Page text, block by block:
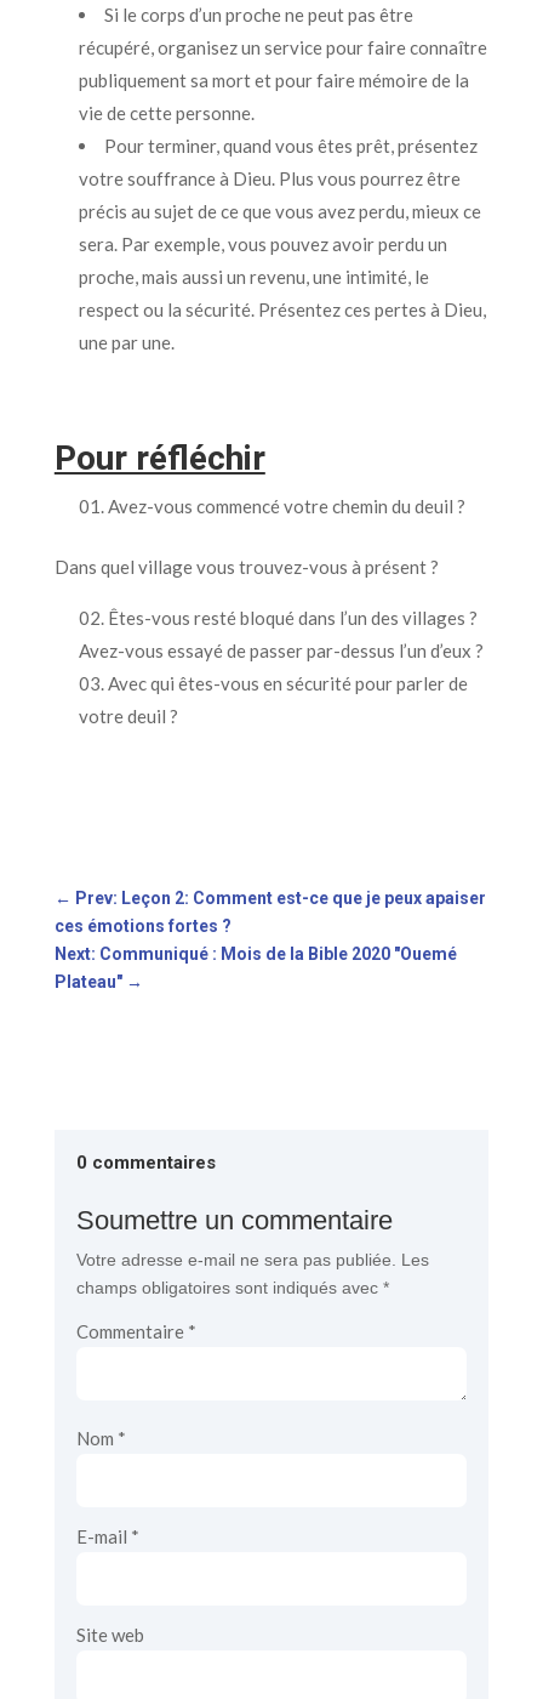
Si le corps d’un proche ne peut pas être
récupéré, organisez un service pour faire connaître
publiquement sa mort et pour faire mémoire de la
vie de cette personne.
Pour terminer, quand vous êtes prêt, présentez
votre souffrance à Dieu. Plus vous pourrez être
précis au sujet de ce que vous avez perdu, mieux ce
sera. Par exemple, vous pouvez avoir perdu un
proche, mais aussi un revenu, une intimité, le
respect ou la sécurité. Présentez ces pertes à Dieu,
une par une.
Pour réfléchir
Avez-vous commencé votre chemin du deuil ?
Dans quel village vous trouvez-vous à présent ?
Êtes-vous resté bloqué dans l’un des villages ?
Avez-vous essayé de passer par-dessus l’un d’eux ?
Avec qui êtes-vous en sécurité pour parler de
votre deuil ?
← Prev: Leçon 2: Comment est-ce que je peux apaiser
ces émotions fortes ?
Next: Communiqué : Mois de la Bible 2020 "Ouemé
Plateau"→
0 commentaires
Soumettre un commentaire
Votre adresse e-mail ne sera pas publiée.
Les
champs obligatoires sont indiqués avec *
Commentaire *
Nom *
E-mail *
Site web